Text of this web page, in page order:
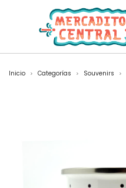
Inicio > Categorías > Souvenirs >